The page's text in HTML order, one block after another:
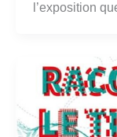
l’exposition